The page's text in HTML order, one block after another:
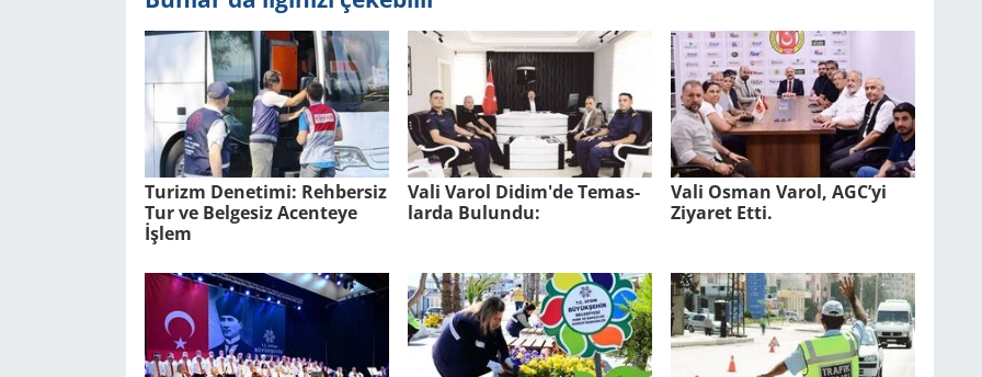
Tu­rizm De­ne­ti­mi: Reh­ber­siz
Tur ve Bel­ge­siz Acen­te­ye
İşlem
Vali Varol Didim'de Te­mas­
lar­da Bu­lun­du:
Vali Osman Varol, AGC’yi
Ziyaret Etti.